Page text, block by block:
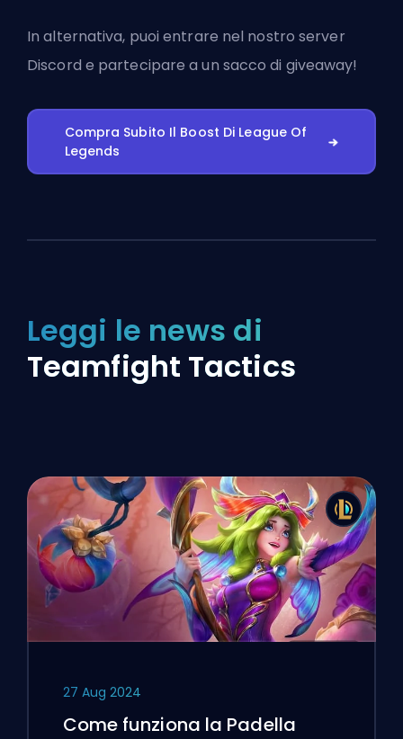
In alternativa, puoientrare nel nostro server
Discord e partecipare a un sacco di giveaway!
Compra Subito Il Boost Di League Of
Legends
Leggi le news di
Teamfight Tactics
27 Aug 2024
Come funziona la Padella